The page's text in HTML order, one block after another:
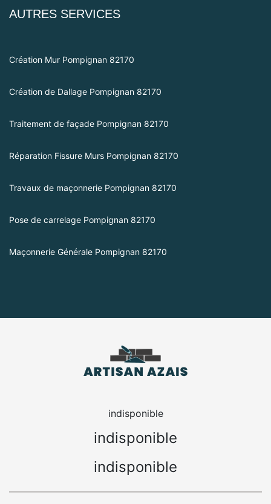
AUTRES SERVICES
Création Mur Pompignan 82170
Création de Dallage Pompignan 82170
Traitement de façade Pompignan 82170
Réparation Fissure Murs Pompignan 82170
Travaux de maçonnerie Pompignan 82170
Pose de carrelage Pompignan 82170
Maçonnerie Générale Pompignan 82170
indisponible
indisponible
indisponible